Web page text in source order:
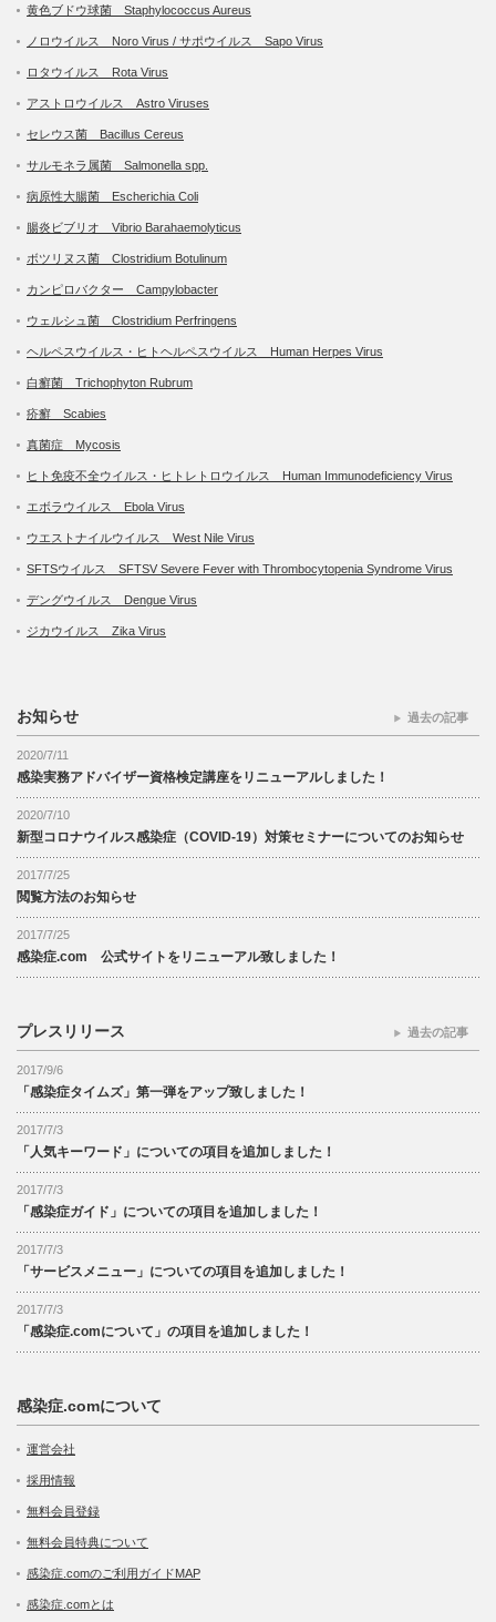
黄色ブドウ球菌 Staphylococcus Aureus
ノロウイルス Noro Virus / サポウイルス Sapo Virus
ロタウイルス Rota Virus
アストロウイルス Astro Viruses
セレウス菌 Bacillus Cereus
サルモネラ属菌 Salmonella spp.
病原性大腸菌 Escherichia Coli
腸炎ビブリオ Vibrio Barahaemolyticus
ボツリヌス菌 Clostridium Botulinum
カンピロバクター Campylobacter
ウェルシュ菌 Clostridium Perfringens
ヘルペスウイルス・ヒトヘルペスウイルス Human Herpes Virus
白癬菌 Trichophyton Rubrum
疥癬 Scabies
真菌症 Mycosis
ヒト免疫不全ウイルス・ヒトレトロウイルス Human Immunodeficiency Virus
エボラウイルス Ebola Virus
ウエストナイルウイルス West Nile Virus
SFTSウイルス SFTSV Severe Fever with Thrombocytopenia Syndrome Virus
デングウイルス Dengue Virus
ジカウイルス Zika Virus
お知らせ
2020/7/11
感染実務アドバイザー資格検定講座をリニューアルしました！
2020/7/10
新型コロナウイルス感染症（COVID-19）対策セミナーについてのお知らせ
2017/7/25
閲覧方法のお知らせ
2017/7/25
感染症.com 公式サイトをリニューアル致しました！
過去の記事
プレスリリース
2017/9/6
「感染症タイムズ」第一弾をアップ致しました！
2017/7/3
「人気キーワード」についての項目を追加しました！
2017/7/3
「感染症ガイド」についての項目を追加しました！
2017/7/3
「サービスメニュー」についての項目を追加しました！
2017/7/3
「感染症.comについて」の項目を追加しました！
過去の記事
感染症.comについて
運営会社
採用情報
無料会員登録
無料会員特典について
感染症.comのご利用ガイドMAP
感染症.comとは